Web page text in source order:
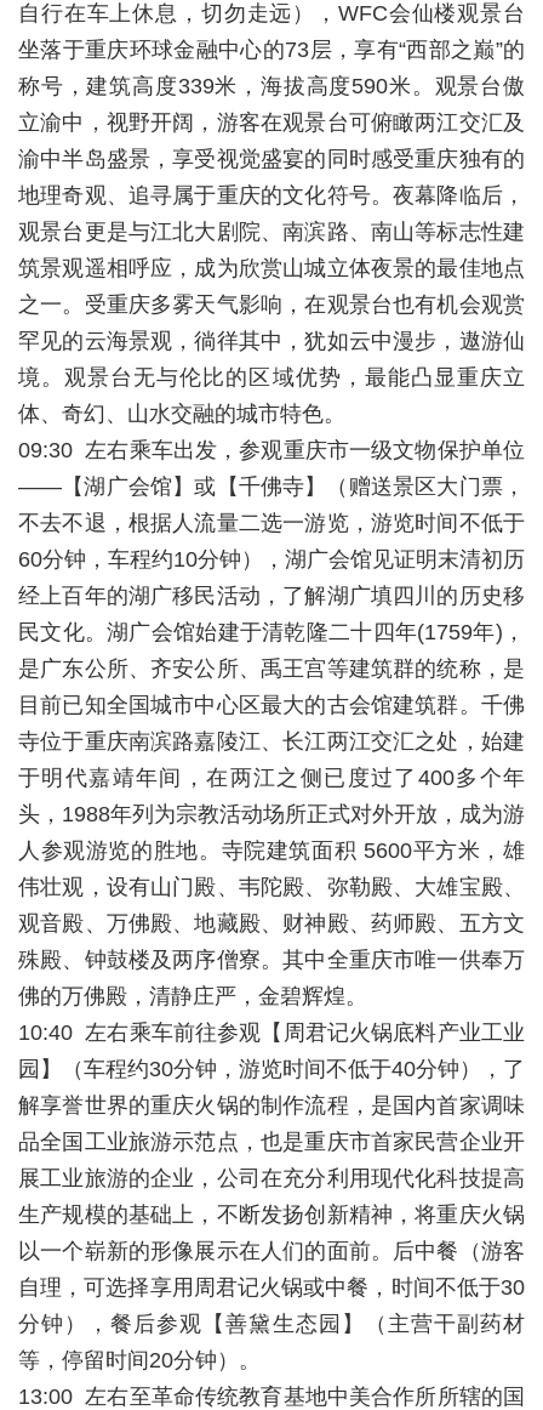
自行在车上休息，切勿走远），WFC会仙楼观景台
坐落于重庆环球金融中心的73层，享有“西部之巅”的
称号，建筑高度339米，海拔高度590米。观景台傲
立渝中，视野开阔，游客在观景台可俯瞰两江交汇及
渝中半岛盛景，享受视觉盛宴的同时感受重庆独有的
地理奇观、追寻属于重庆的文化符号。夜幕降临后，
观景台更是与江北大剧院、南滨路、南山等标志性建
筑景观遥相呼应，成为欣赏山城立体夜景的最佳地点
之一。受重庆多雾天气影响，在观景台也有机会观赏
罕见的云海景观，徜徉其中，犹如云中漫步，遨游仙
境。观景台无与伦比的区域优势，最能凸显重庆立
体、奇幻、山水交融的城市特色。
09:30 左右乘车出发，参观重庆市一级文物保护单位
――【湖广会馆】或【千佛寺】（赠送景区大门票，
不去不退，根据人流量二选一游览，游览时间不低于
60分钟，车程约10分钟），湖广会馆见证明末清初历
经上百年的湖广移民活动，了解湖广填四川的历史移
民文化。湖广会馆始建于清乾隆二十四年(1759年)，
是广东公所、齐安公所、禹王宫等建筑群的统称，是
目前已知全国城市中心区最大的古会馆建筑群。千佛
寺位于重庆南滨路嘉陵江、长江两江交汇之处，始建
于明代嘉靖年间，在两江之侧已度过了400多个年
头，1988年列为宗教活动场所正式对外开放，成为游
人参观游览的胜地。寺院建筑面积 5600平方米，雄
伟壮观，设有山门殿、韦陀殿、弥勒殿、大雄宝殿、
观音殿、万佛殿、地藏殿、财神殿、药师殿、五方文
殊殿、钟鼓楼及两序僧寮。其中全重庆市唯一供奉万
佛的万佛殿，清静庄严，金碧辉煌。
10:40 左右乘车前往参观【周君记火锅底料产业工业
园】（车程约30分钟，游览时间不低于40分钟），了
解享誉世界的重庆火锅的制作流程，是国内首家调味
品全国工业旅游示范点，也是重庆市首家民营企业开
展工业旅游的企业，公司在充分利用现代化科技提高
生产规模的基础上，不断发扬创新精神，将重庆火锅
以一个崭新的形像展示在人们的面前。后中餐（游客
自理，可选择享用周君记火锅或中餐，时间不低于30
分钟），餐后参观【善黛生态园】（主营干副药材
等，停留时间20分钟）。
13:00 左右至革命传统教育基地中美合作所所辖的国